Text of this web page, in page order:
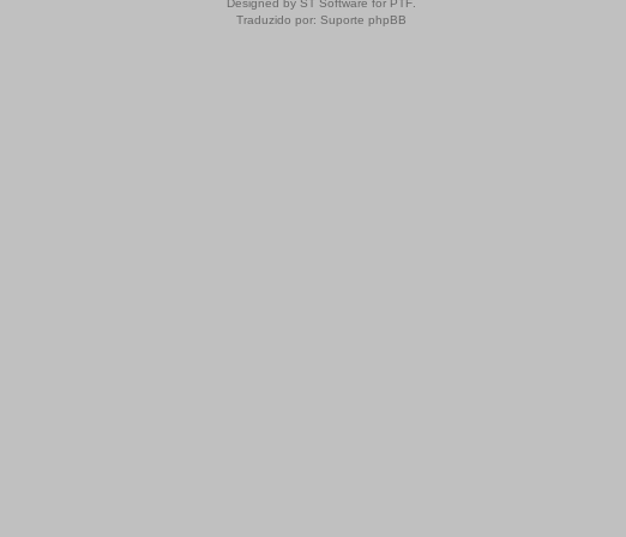
Designed by ST Software for PTF
Traduzido por: Suporte phpBB